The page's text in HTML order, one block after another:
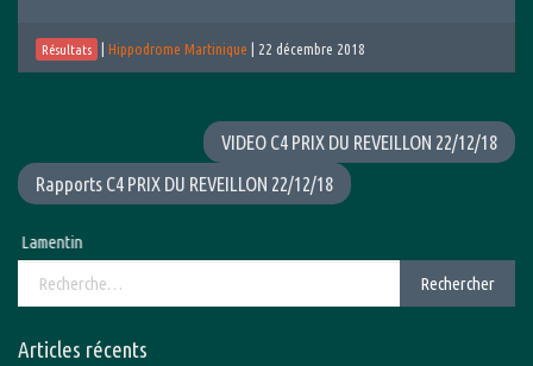
Résultats Hippodrome Martinique 22 décembre 2018
VIDEO C4 PRIX DU REVEILLON 22/12/18
Rapports C4 PRIX DU REVEILLON 22/12/18
Rechercher
Articles récents